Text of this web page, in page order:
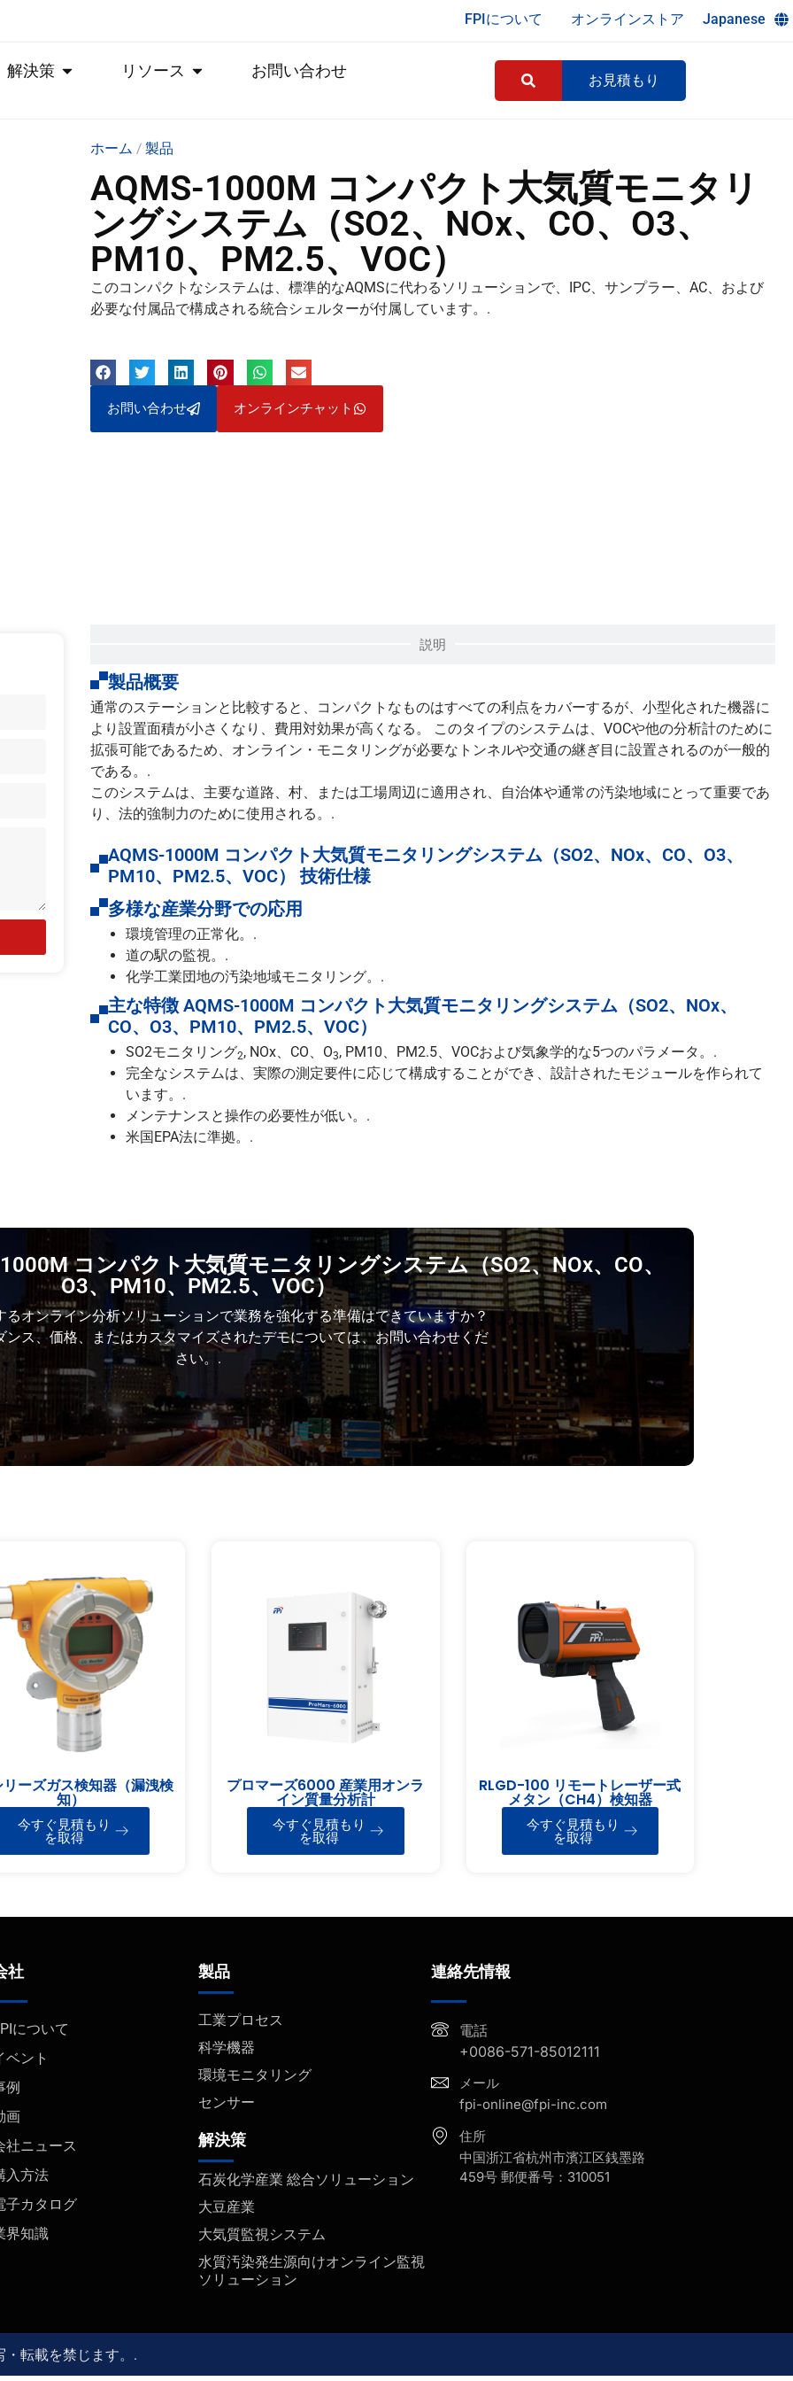
FPIについて オンラインストア Japanese
解決策 リソース お問い合わせ お見積もり
ホーム /製品
AQMS-1000M コンパクト大気質モニタリ
ングシステム（SO2、NOx、CO、O3、
PM10、PM2.5、VOC）
このコンパクトなシステムは、標準的なAQMSに代わるソリューションで、IPC、サンプラー、AC、および
必要な付属品で構成される統合シェルターが付属しています。.
お問い合わせ オンラインチャット
説明
製品概要
通常のステーションと比較すると、コンパクトなものはすべての利点をカバーするが、小型化された機器に
より設置面積が小さくなり、費用対効果が高くなる。 このタイプのシステムは、VOCや他の分析計のために
拡張可能であるため、オンライン・モニタリングが必要なトンネルや交通の継ぎ目に設置されるのが一般的
である。.
このシステムは、主要な道路、村、または工場周辺に適用され、自治体や通常の汚染地域にとって重要であ
り、法的強制力のために使用される。.
AQMS-1000M コンパクト大気質モニタリングシステム（SO2、NOx、CO、O3、
PM10、PM2.5、VOC） 技術仕様
多様な産業分野での応用
環境管理の正常化。.
道の駅の監視。.
化学工業団地の汚染地域モニタリング。.
主な特徴 AQMS-1000M コンパクト大気質モニタリングシステム（SO2、NOx、
CO、O3、PM10、PM2.5、VOC）
SO2モニタリング2, NOx、CO、O3, PM10、PM2.5、VOCおよび気象学的な5つのパラメータ。.
完全なシステムは、実際の測定要件に応じて構成することができ、設計されたモジュールを作られて
います。.
メンテナンスと操作の必要性が低い。.
米国EPA法に準拠。.
コンパクト大気質モニタリングシステム（SO2、NOx、CO、
O3、PM10、PM2.5、VOC）
るオンライン分析ソリューションで業務を強化する準備はできていますか？
ンス、価格、またはカスタマイズされたデモについては、お問い合わせくだ
さい。.
ーズガス検知器（漏洩検
知）
今すぐ見積もり
を取得
プロマーズ6000 産業用オンラ
イン質量分析計
今すぐ見積もり
を取得
RLGD-100 リモートレーザー式
メタン（CH4）検知器
今すぐ見積もり
を取得
社
について
ベント
例
画
社ニュース
入方法
子カタログ
界知識
製品
工業プロセス
科学機器
環境モニタリング
センサー
解決策
石炭化学産業 総合ソリューション
大豆産業
大気質監視システム
水質汚染発生源向けオンライン監視
ソリューション
連絡先情報
電話
+0086-571-85012111
メール
fpi-online@fpi-inc.com
住所
中国浙江省杭州市濱江区銭墨路
459号 郵便番号：310051
転載を禁じます。.